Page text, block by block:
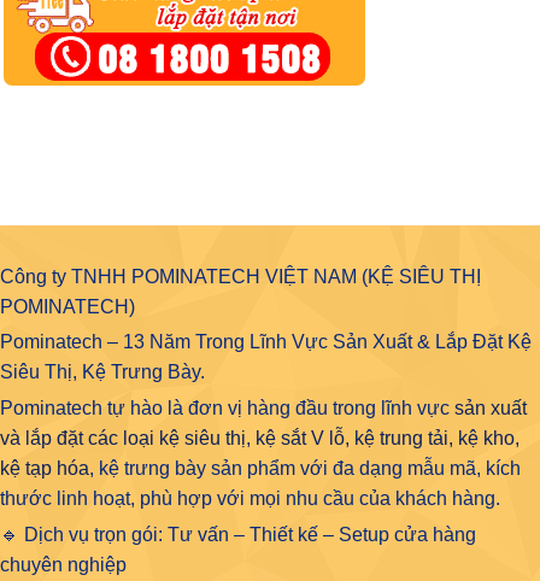
Công ty TNHH POMINATECH VIỆT NAM (KỆ SIÊU THỊ
POMINATECH)
Pominatech – 13 Năm Trong Lĩnh Vực Sản Xuất & Lắp Đặt Kệ
Siêu Thị, Kệ Trưng Bày.
Pominatech tự hào là đơn vị hàng đầu trong lĩnh vực sản xuất
và lắp đặt các loại kệ siêu thị, kệ sắt V lỗ, kệ trung tải, kệ kho,
kệ tạp hóa, kệ trưng bày sản phẩm với đa dạng mẫu mã, kích
thước linh hoạt, phù hợp với mọi nhu cầu của khách hàng.
🔹 Dịch vụ trọn gói: Tư vấn – Thiết kế – Setup cửa hàng
chuyên nghiệp